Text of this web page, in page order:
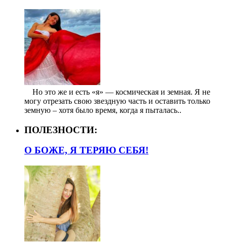
⠀ Но это же и есть «я» — космическая и земная. Я не
могу отрезать свою звездную часть и оставить только
земную – хотя было время, когда я пыталась..
ПОЛЕЗНОСТИ:
О БОЖЕ, Я ТЕРЯЮ СЕБЯ!